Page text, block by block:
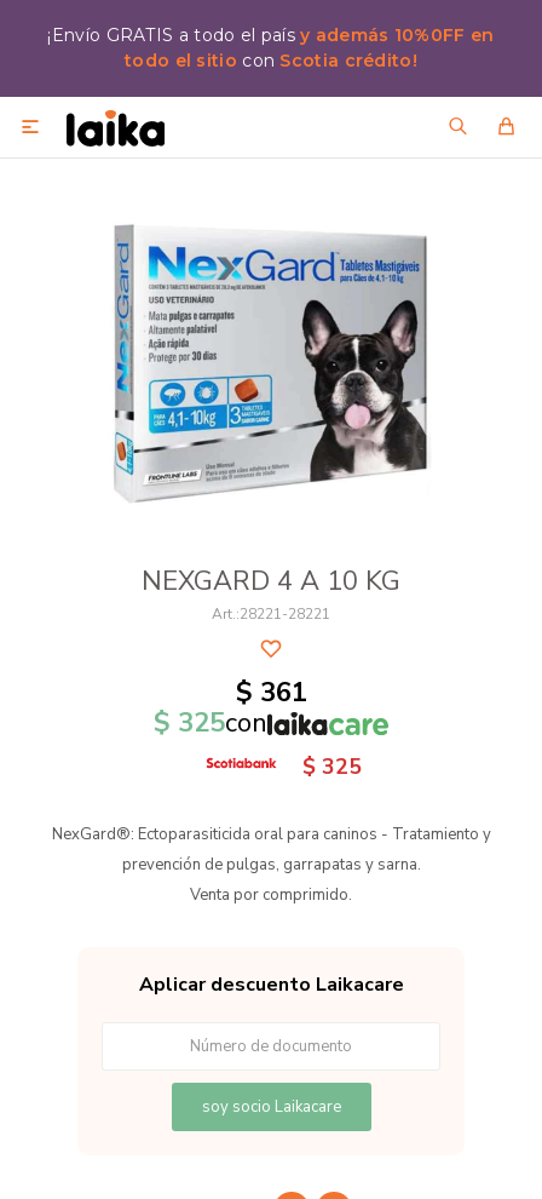
¡Envío GRATIS a todo el paísy además 10%0FF en
todo el sitio con Scotia crédito!

NEXGARD 4 A 10 KG
28221-28221
$ 361
$ 325con
$ 325
NexGard®: Ectoparasiticida oral para caninos - Tratamiento y
prevención de pulgas, garrapatas y sarna.
Venta por comprimido.
Aplicar descuento Laikacare
soy socio Laikacare